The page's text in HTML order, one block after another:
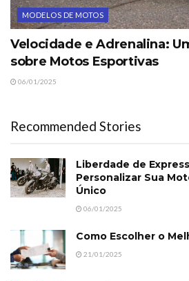
MODELOS DE MOTOS
Velocidade e Adrenalina:
sobre Motos Esportivas
06/01/2025
Recommended Stories
Liberdade de
Personalizar Sua
Único
06/01/2025
Como Escolher o
21/01/2025